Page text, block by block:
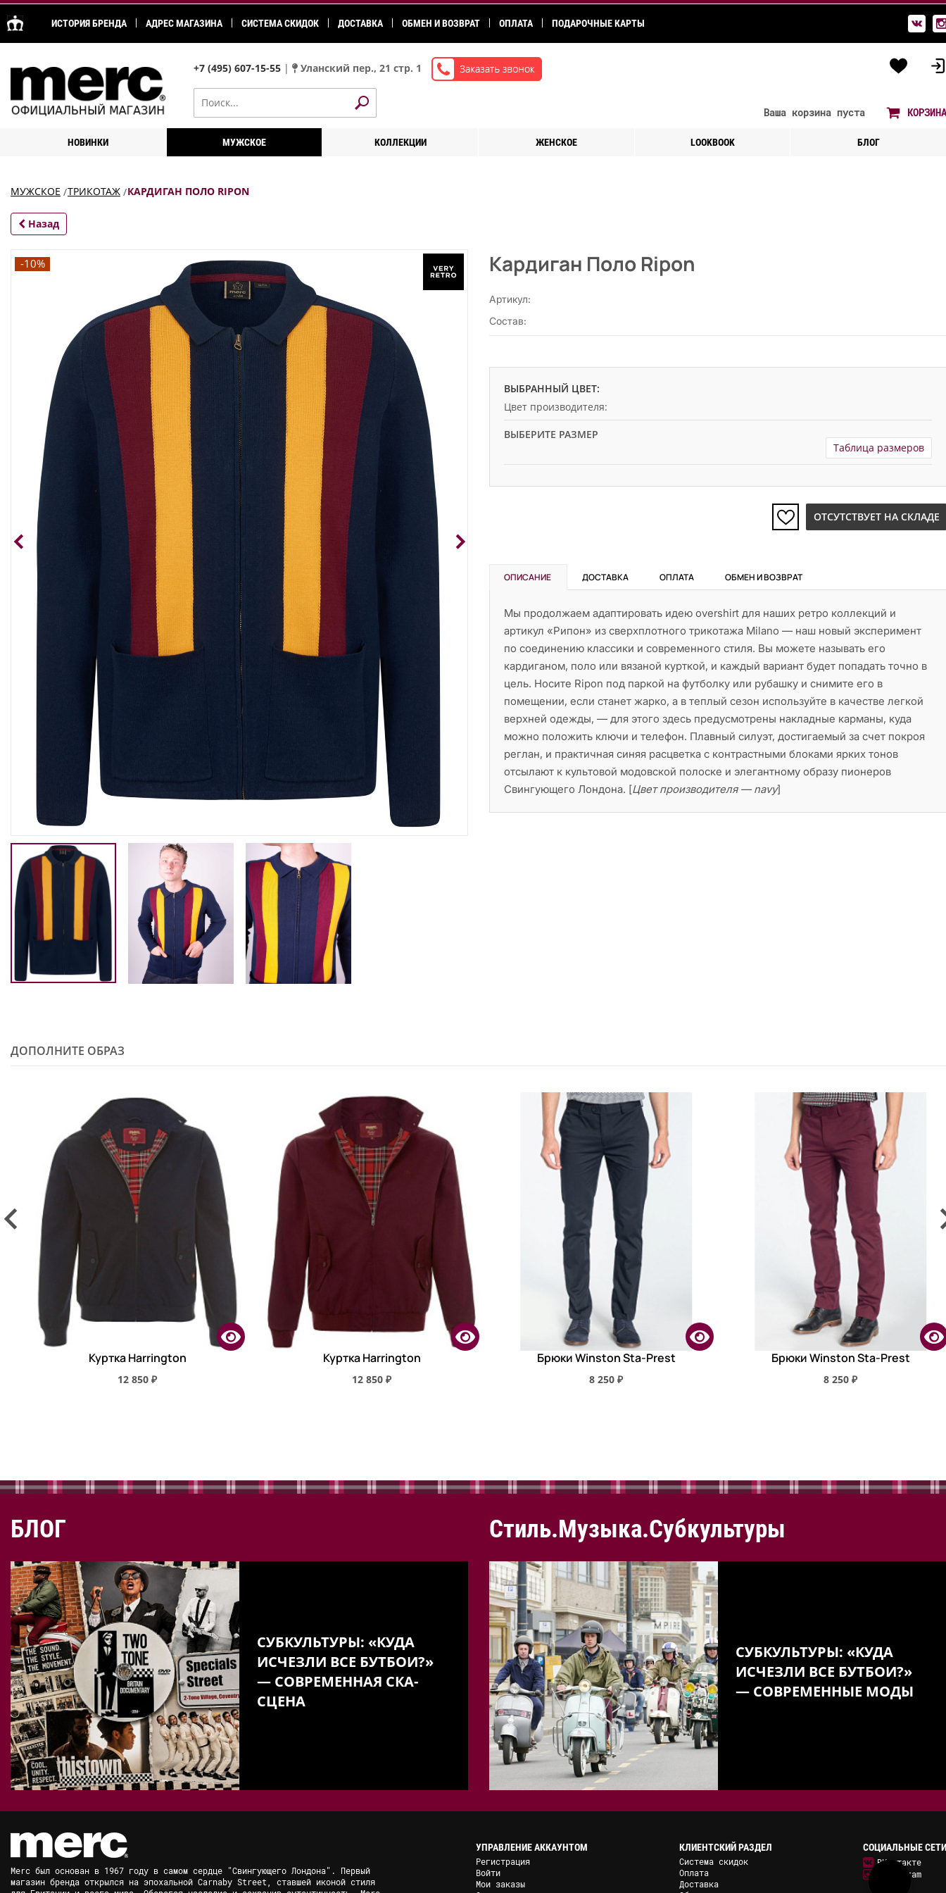
ИСТОРИЯ БРЕНДА АДРЕС МАГАЗИНА СИСТЕМА СКИДОК ДОСТАВКА ОБМЕН И ВОЗВРАТ ОПЛАТА ПОДАРОЧНЫЕ КАРТЫ
+7 (495) 607-15-55 | Уланский пер., 21 стр. 1
Ваша корзина пуста КОРЗИНА
НОВИНКИ МУЖСКОЕ КОЛЛЕКЦИИ ЖЕНСКОЕ LOOKBOOK БЛОГ
МУЖСКОЕ ТРИКОТАЖ КАРДИГАН ПОЛО RIPON
Назад
-10% Кардиган Поло Ripon
Артикул:
Состав:
ВЫБРАННЫЙ ЦВЕТ:
Цвет производителя:
ВЫБЕРИТЕ РАЗМЕР
Таблица размеров
ОТСУТСТВУЕТ НА СКЛАДЕ
ОПИСАНИЕ ДОСТАВКА ОПЛАТА ОБМЕН И ВОЗВРАТ
Мы продолжаем адаптировать идею overshirt для наших ретро коллекций и
артикул «Рипон» из сверхплотного трикотажа Milano — наш новый эксперимент
по соединению классики и современного стиля. Вы можете называть его
кардиганом, поло или вязаной курткой, и каждый вариант будет попадать точно в
цель. Носите Ripon под паркой на футболку или рубашку и снимите его в
помещении, если станет жарко, а в теплый сезон используйте в качестве легкой
верхней одежды, — для этого здесь предусмотрены накладные карманы, куда
можно положить ключи и телефон. Плавный силуэт, достигаемый за счет покроя
реглан, и практичная синяя расцветка с контрастными блоками ярких тонов
отсылают к культовой модовской полоске и элегантному образу пионеров
Свингующего Лондона. [Цвет производителя — navy]
ДОПОЛНИТЕ ОБРАЗ
Куртка Harrington
12 850 ₽
Куртка Harrington
12 850 ₽
Брюки Winston Sta-Prest
8 250 ₽
Брюки Winston Sta-Prest
8 250 ₽
БЛОГ
СУБКУЛЬТУРЫ: «КУДА
ИСЧЕЗЛИ ВСЕ БУТБОИ?»
— СОВРЕМЕННАЯ СКА-
СЦЕНА
Стиль.Музыка.Субкультуры
СУБКУЛЬТУРЫ: «КУДА
ИСЧЕЗЛИ ВСЕ БУТБОИ?»
— СОВРЕМЕННЫЕ МОДЫ
Merc был основан в 1967 году в самом сердце "Свингующего Лондона". Первый
магазин бренда открылся на эпохальной Carnaby Street, ставшей иконой стиля
УПРАВЛЕНИЕ АККАУНТОМ
Регистрация
Войти
Мои заказы
КЛИЕНТСКИЙ РАЗДЕЛ
Система скидок
Оплата
Доставка
СОЦИАЛЬНЫЕ СЕТИ
ВКонтакте
Instagram